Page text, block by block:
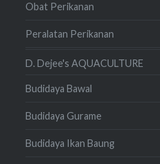
Obat Perikanan
Peralatan Perikanan
D. Dejee's AQUACULTURE
Budidaya Bawal
Budidaya Gurame
Budidaya Ikan Baung